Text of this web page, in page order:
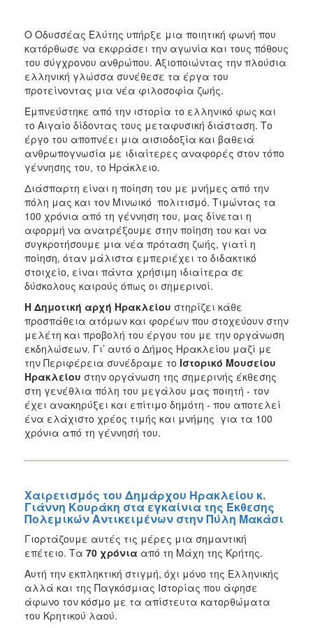
Ο Οδυσσέας Ελύτης υπήρξε μια ποιητική φωνή που
κατόρθωσε να εκφράσει την αγωνία και τους πόθους
του σύγχρονου ανθρώπου. Αξιοποιώντας την πλούσια
ελληνική γλώσσα συνέθεσε τα έργα του
προτείνοντας μια νέα φιλοσοφία ζωής.
Εμπνεύστηκε από την ιστορία το ελληνικό φως και
το Αιγαίο δίδοντας τους μεταφυσική διάσταση. Το
έργο του αποπνέει μια αισιοδοξία και βαθειά
ανθρωπογνωσία με ιδιαίτερες αναφορές στον τόπο
γέννησης του, το Ηράκλειο.
Διάσπαρτη είναι η ποίηση του με μνήμες από την
πόλη μας και τον Μινωικό πολιτισμό. Τιμώντας τα
100 χρόνια από τη γέννηση του, μας δίνεται η
αφορμή να ανατρέξουμε στην ποίηση του και να
συγκροτήσουμε μια νέα πρόταση ζωής, γιατί η
ποίηση, όταν μάλιστα εμπεριέχει το διδακτικό
στοιχείο, είναι πάντα χρήσιμη ιδιαίτερα σε
δύσκολους καιρούς όπως οι σημερινοί.
Η Δημοτική αρχή Ηρακλείου στηρίζει κάθε
προσπάθεια ατόμων και φορέων που στοχεύουν στην
μελέτη και προβολή του έργου του με την οργάνωση
εκδηλώσεων. Γι’ αυτό ο Δήμος Ηρακλείου μαζί με
την Περιφέρεια συνέδραμε το Ιστορικό Μουσείου
Ηρακλείου στην οργάνωση της σημερινής έκθεσης
στη γενέθλια πόλη του μεγάλου μας ποιητή - τον
έχει ανακηρύξει και επίτιμο δημότη - που αποτελεί
ένα ελάχιστο χρέος τιμής και μνήμης για τα 100
χρόνια από τη γέννησή του.
Χαιρετισμός του Δημάρχου Ηρακλείου κ.
Γιάννη Κουράκη στα εγκαίνια της Έκθεσης
Πολεμικών Αντικειμένων στην Πύλη Μακάσι
Γιορτάζουμε αυτές τις μέρες μια σημαντική
επέτειο. Τα 70 χρόνια από τη Μάχη της Κρήτης.
Αυτή την εκπληκτική στιγμή, όχι μόνο της Ελληνικής
αλλά και της Παγκόσμιας Ιστορίας που άφησε
άφωνο τον κόσμο με τα απίστευτα κατορθώματα
του Κρητικού λαού.